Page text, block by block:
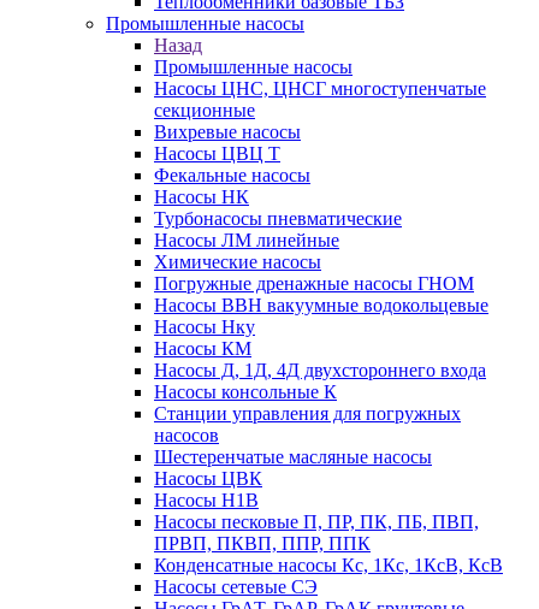
Промышленные насосы
Назад
Промышленные насосы
Насосы ЦНС, ЦНСГ многоступенчатые
секционные
Вихревые насосы
Насосы ЦВЦ Т
Фекальные насосы
Насосы НК
Турбонасосы пневматические
Насосы ЛМ линейные
Химические насосы
Погружные дренажные насосы ГНОМ
Насосы ВВН вакуумные водокольцевые
Насосы Нку
Насосы КМ
Насосы Д, 1Д, 4Д двухстороннего входа
Насосы консольные К
Станции управления для погружных
насосов
Шестеренчатые масляные насосы
Насосы ЦВК
Насосы Н1В
Насосы песковые П, ПР, ПК, ПБ, ПВП,
ПРВП, ПКВП, ППР, ППК
Конденсатные насосы Кс, 1Кс, 1КсВ, КсВ
Насосы сетевые СЭ